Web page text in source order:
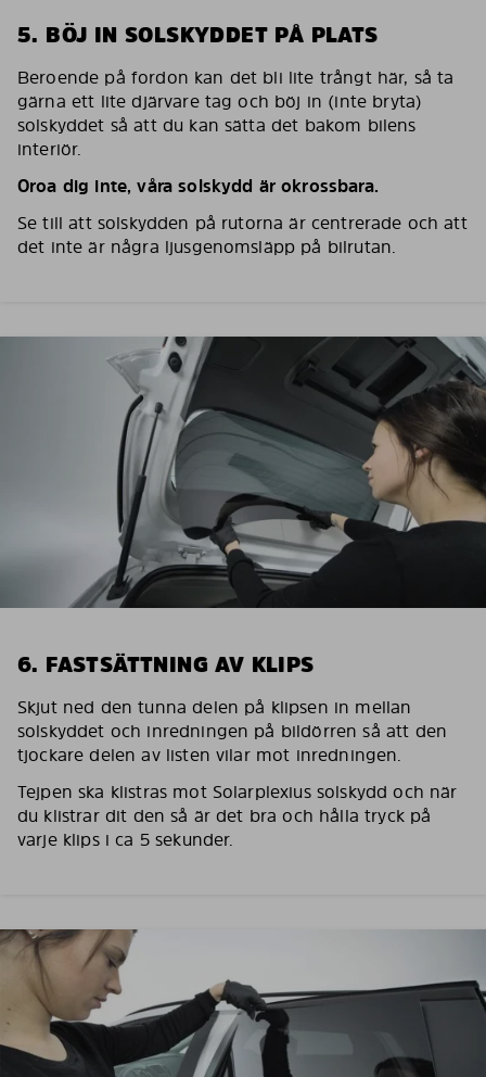
5. BÖJ IN SOLSKYDDET PÅ PLATS
Beroende på fordon kan det bli lite trångt här, så ta
gärna ett lite djärvare tag och böj in (inte bryta)
solskyddet så att du kan sätta det bakom bilens
interiör.
Oroa dig inte, våra solskydd är okrossbara.
Se till att solskydden på rutorna är centrerade och att
det inte är några ljusgenomsläpp på bilrutan.
6. FASTSÄTTNING AV KLIPS
Skjut ned den tunna delen på klipsen in mellan
solskyddet och inredningen på bildörren så att den
tjockare delen av listen vilar mot inredningen.
Tejpen ska klistras mot Solarplexius solskydd och när
du klistrar dit den så är det bra och hålla tryck på
varje klips i ca 5 sekunder.